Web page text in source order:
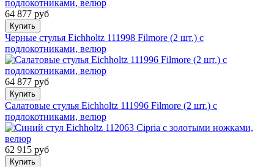
64 877 руб
Купить
Черные стулья Eichholtz 111998 Filmore (2 шт.) с
подлокотниками, велюр
64 877 руб
Купить
Салатовые стулья Eichholtz 111996 Filmore (2 шт.) с
подлокотниками, велюр
62 915 руб
Купить